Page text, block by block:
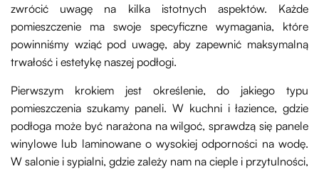
zwrócić uwagę na kilka istotnych aspektów. Każde
pomieszczenie ma swoje specyficzne wymagania, które
powinniśmy wziąć pod uwagę, aby zapewnić maksymalną
trwałość i estetykę naszej podłogi.
Pierwszym krokiem jest określenie, do jakiego typu
pomieszczenia szukamy paneli. W kuchni i łazience, gdzie
podłoga może być narażona na wilgoć, sprawdzą się panele
winylowe lub laminowane o wysokiej odporności na wodę.
W salonie i sypialni, gdzie zależy nam na cieple i przytulności,